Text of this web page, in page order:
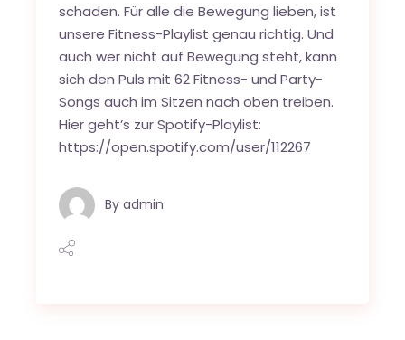
schaden. Für alle die Bewegung lieben, ist
unsere Fitness-Playlist genau richtig. Und
auch wer nicht auf Bewegung steht, kann
sich den Puls mit 62 Fitness- und Party-
Songs auch im Sitzen nach oben treiben.
Hier geht’s zur Spotify-Playlist:
https://open.spotify.com/user/112267
By admin